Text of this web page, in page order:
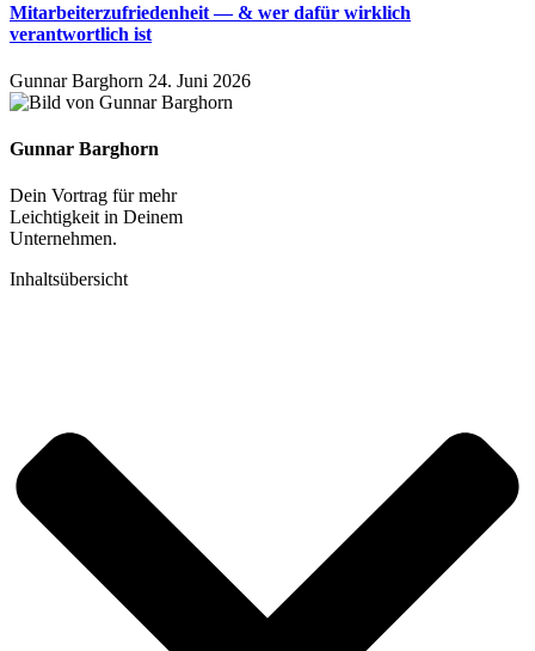
Mitarbeiterzufriedenheit — & wer dafür wirklich
verantwortlich ist
Gunnar Barghorn 24. Juni 2026
Gunnar Barghorn
Dein Vortrag für mehr
Leichtigkeit in Deinem
Unternehmen.
Inhaltsübersicht